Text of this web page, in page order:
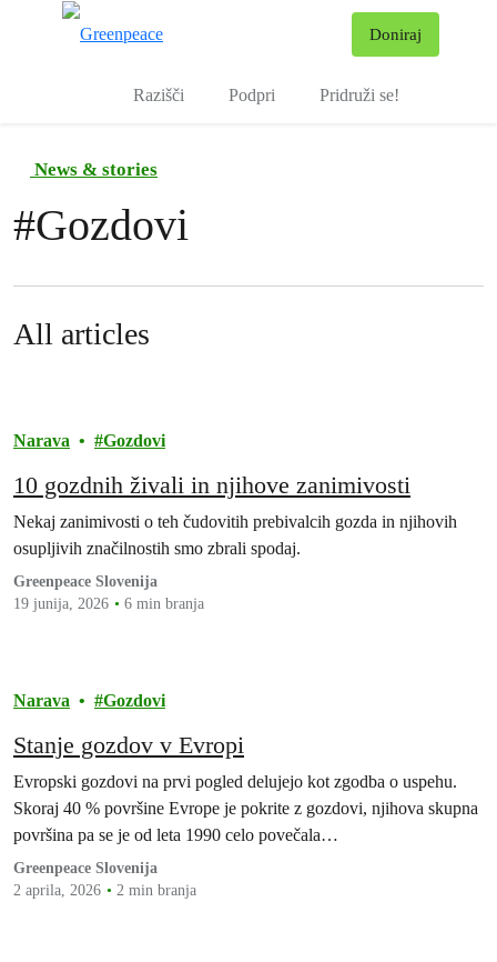
Doniraj
Razišči Podpri Pridruži se!
News & stories
#Gozdovi
All articles
Narava Gozdovi
10 gozdnih živali in njihove zanimivosti
Nekaj zanimivosti o teh čudovitih prebivalcih gozda in njihovih
osupljivih značilnostih smo zbrali spodaj.
Greenpeace Slovenija
19 junija, 2026
6 min branja
Narava Gozdovi
Stanje gozdov v Evropi
Evropski gozdovi na prvi pogled delujejo kot zgodba o uspehu.
Skoraj 40 % površine Evrope je pokrite z gozdovi, njihova skupna
površina pa se je od leta 1990 celo povečala…
Greenpeace Slovenija
2 aprila, 2026
2 min branja